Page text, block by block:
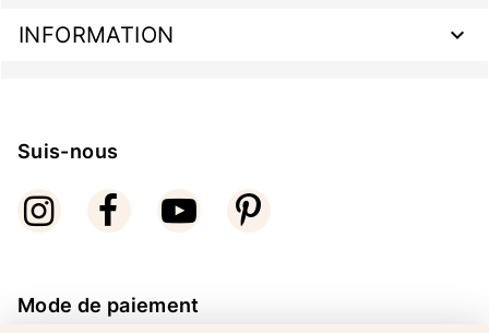
INFORMATION
Suis-nous
Mode de paiement